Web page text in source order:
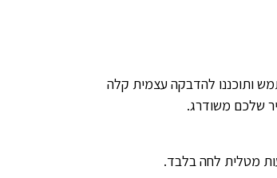
ותוכננו להדבקה עצמית קלה
שלכם משודרג.
מטלית לחה בלבד.